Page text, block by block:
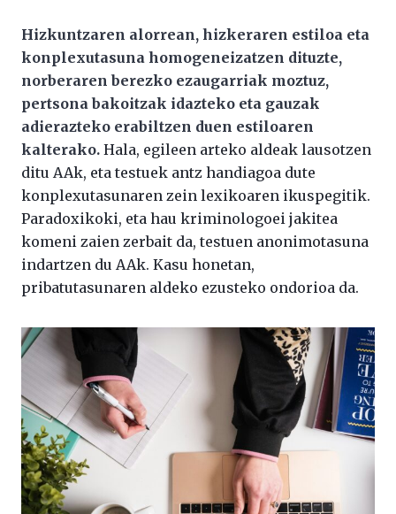
Hizkuntzaren alorrean, hizkeraren estiloa eta
konplexutasuna homogeneizatzen dituzte,
norberaren berezko ezaugarriak moztuz,
pertsona bakoitzak idazteko eta gauzak
adierazteko erabiltzen duen estiloaren
kalterako. Hala, egileen arteko aldeak lausotzen
ditu AAk, eta testuek antz handiagoa dute
konplexutasunaren zein lexikoaren ikuspegitik.
Paradoxikoki, eta hau kriminologoei jakitea
komeni zaien zerbait da, testuen anonimotasuna
indartzen du AAk. Kasu honetan,
pribatutasunaren aldeko ezusteko ondorioa da.